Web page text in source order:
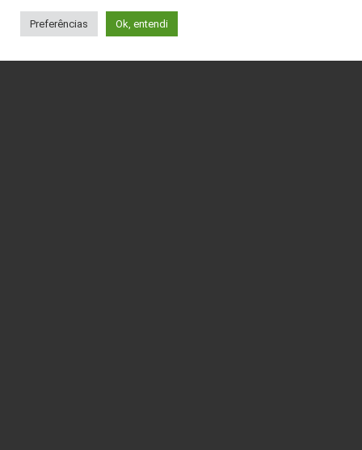
Preferências Ok, entendi